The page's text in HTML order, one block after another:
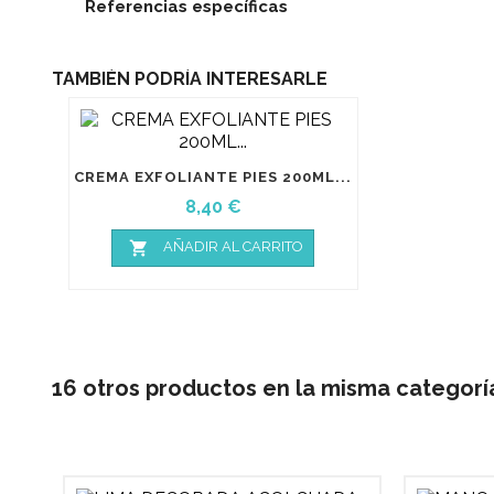
Referencias específicas
TAMBIÉN PODRÍA INTERESARLE
CREMA EXFOLIANTE PIES 200ML...
Precio
8,40 €
 AÑADIR AL CARRITO
16 otros productos en la misma